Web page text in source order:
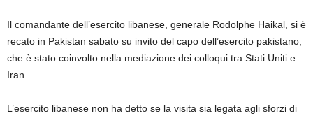
Il comandante dell’esercito libanese, generale Rodolphe Haikal, si è
recato in Pakistan sabato su invito del capo dell’esercito pakistano,
che è stato coinvolto nella mediazione dei colloqui tra Stati Uniti e
Iran.
L’esercito libanese non ha detto se la visita sia legata agli sforzi di